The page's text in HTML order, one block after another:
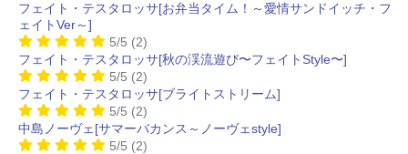
フェイト・テスタロッサ[お弁当タイム！～愛情サンドイッチ・フ
ェイトVer～]
5/5 (2)
フェイト・テスタロッサ[秋の渓流遊び〜フェイトStyle〜]
5/5 (2)
フェイト・テスタロッサ[ブライトストリーム]
5/5 (2)
中島ノーヴェ[サマーバカンス～ノーヴェstyle]
5/5 (2)